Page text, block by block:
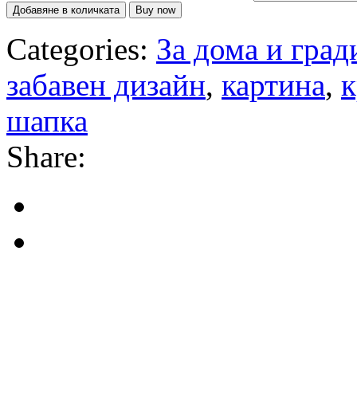
Добавяне в количката Buy now
Categories: За дома и
забавен дизайн, картинa,
шапка
Share: